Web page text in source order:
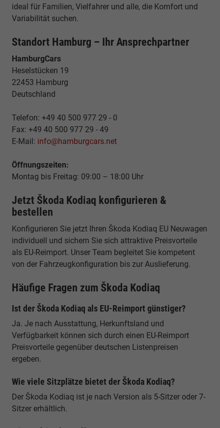
ideal für Familien, Vielfahrer und alle, die Komfort und
Variabilität suchen.
Standort Hamburg – Ihr Ansprechpartner
HamburgCars
Heselstücken 19
22453 Hamburg
Deutschland
Telefon: +49 40 500 977 29 - 0
Fax: +49 40 500 977 29 - 49
E-Mail: info@hamburgcars.net
Öffnungszeiten:
Montag bis Freitag: 09:00 – 18:00 Uhr
Jetzt Škoda Kodiaq konfigurieren &
bestellen
Konfigurieren Sie jetzt Ihren Škoda Kodiaq EU Neuwagen
individuell und sichern Sie sich attraktive Preisvorteile
als EU-Reimport. Unser Team begleitet Sie kompetent
von der Fahrzeugkonfiguration bis zur Auslieferung.
Häufige Fragen zum Škoda Kodiaq
Ist der Škoda Kodiaq als EU-Reimport günstiger?
Ja. Je nach Ausstattung, Herkunftsland und
Verfügbarkeit können sich durch einen EU-Reimport
Preisvorteile gegenüber deutschen Listenpreisen
ergeben.
Wie viele Sitzplätze bietet der Škoda Kodiaq?
Der Škoda Kodiaq ist je nach Version als 5-Sitzer oder 7-
Sitzer erhältlich.